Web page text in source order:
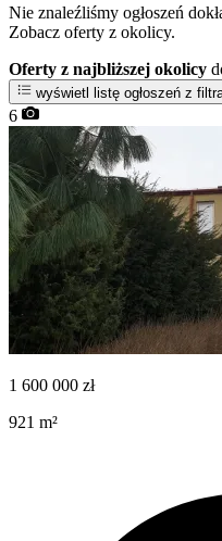
Nie znaleźliśmy ogłoszeń
Zobacz oferty z okolicy.
Oferty z najbliższej okolicy
wyświetl listę ogłoszeń z
6
1 600 000 zł
921 m²